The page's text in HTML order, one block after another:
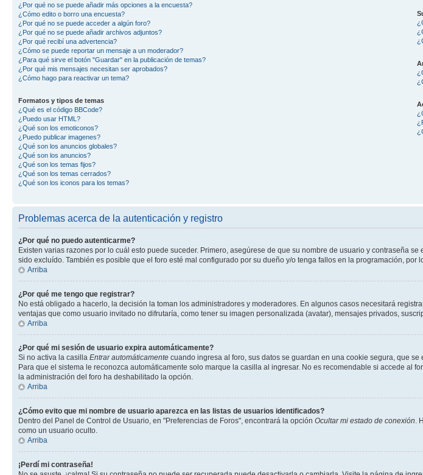
¿Por qué no se puede añadir más opciones a la encuesta?
¿Cómo edito o borro una encuesta?
¿Por qué no se puede acceder a algún foro?
¿Por qué no se puede añadir archivos adjuntos?
¿Por qué recibí una advertencia?
¿Cómo se puede reportar un mensaje a un moderador?
¿Para qué sirve el botón "Guardar" en la publicación de temas?
¿Por qué mis mensajes necesitan ser aprobados?
¿Cómo hago para reactivar un tema?
Formatos y tipos de temas
¿Qué es el código BBCode?
¿Puedo usar HTML?
¿Qué son los emoticonos?
¿Puedo publicar imagenes?
¿Qué son los anuncios globales?
¿Qué son los anuncios?
¿Qué son los temas fijos?
¿Qué son los temas cerrados?
¿Qué son los iconos para los temas?
Problemas acerca de la autenticación y registro
¿Por qué no puedo autenticarme?
Existen varias razones por lo cuál esto puede suceder. Primero, asegúrese de que su nombre de usuario y contraseña
sido excluído. También es posible que el foro esté mal configurado por su dueño y/o tenga fallos en la programación, por
Arriba
¿Por qué me tengo que registrar?
No está obligado a hacerlo, la decisión la toman los administradores y moderadores. En algunos casos necesitará
ventajas que como usuario invitado no difrutaría, como tener su imagen personalizada (avatar), mensajes privados,
Arriba
¿Por qué mi sesión de usuario expira automáticamente?
Si no activa la casilla Entrar automáticamente cuando ingresa al foro, sus datos se guardan en una cookie segura, que
Para que el sistema le reconozca automáticamente solo marque la casilla al ingresar. No es recomendable si accede al
la administración del foro ha deshabilitado la opción.
Arriba
¿Cómo evito que mi nombre de usuario aparezca en las listas de usuarios identificados?
Dentro del Panel de Control de Usuario, en "Preferencias de Foros", encontrará la opción Ocultar mi estado de conexión.
como un usuario oculto.
Arriba
¡Perdí mi contraseña!